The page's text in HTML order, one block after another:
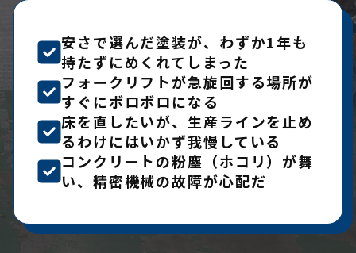
安さで選んだ塗装が、わずか1年も
持たずにめくれてしまった
フォークリフトが急旋回する場所が
すぐにボロボロになる
床を直したいが、生産ラインを止め
るわけにはいかず我慢している
コンクリートの粉塵（ホコリ）が舞
い、精密機械の故障が心配だ